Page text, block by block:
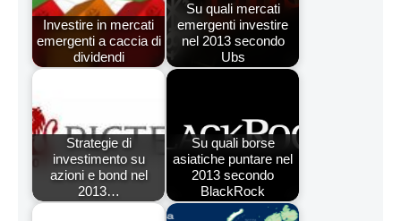
Investire in mercati
emergenti a caccia di
dividendi
Su quali mercati
emergenti investire
nel 2013 secondo
Ubs
Strategie di
investimento su
azioni e bond nel
2013…
Su quali borse
asiatiche puntare nel
2013 secondo
BlackRock